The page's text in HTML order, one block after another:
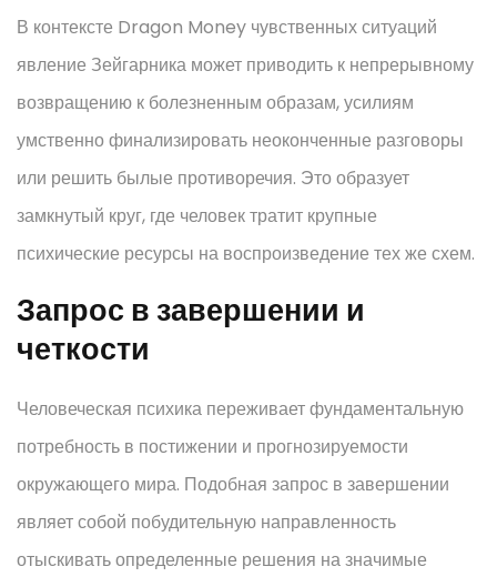
В контексте Dragon Money чувственных ситуаций
явление Зейгарника может приводить к непрерывному
возвращению к болезненным образам, усилиям
умственно финализировать неоконченные разговоры
или решить былые противоречия. Это образует
замкнутый круг, где человек тратит крупные
психические ресурсы на воспроизведение тех же схем.
Запрос в завершении и
четкости
Человеческая психика переживает фундаментальную
потребность в постижении и прогнозируемости
окружающего мира. Подобная запрос в завершении
являет собой побудительную направленность
отыскивать определенные решения на значимые